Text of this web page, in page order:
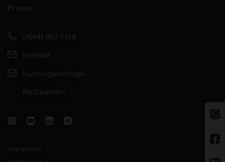
Presse
06441 957-1414
Kontakt
Nutzungsanfrage
Mediadaten
Impressum